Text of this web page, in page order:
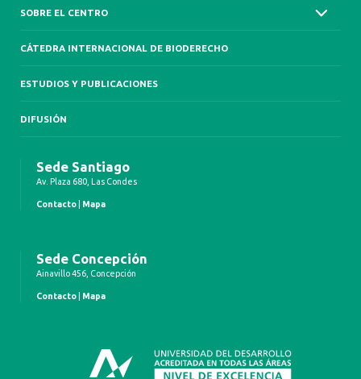
SOBRE EL CENTRO
CÁTEDRA INTERNACIONAL DE BIODERECHO
ESTUDIOS Y PUBLICACIONES
DIFUSIÓN
Sede Santiago
Av. Plaza 680, Las Condes
Contacto Mapa
Sede Concepción
Ainavillo 456, Concepción
Contacto Mapa